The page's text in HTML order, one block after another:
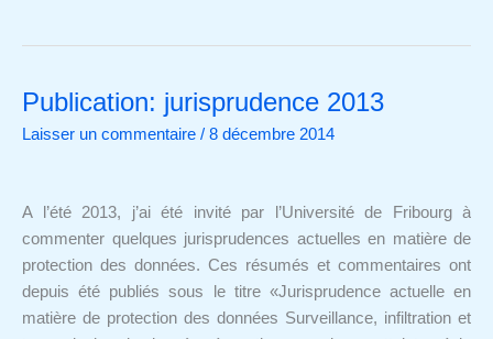
Publication: jurisprudence 2013
Laisser un commentaire / 8 décembre 2014
A l’été 2013, j’ai été invité par l’Université de Fribourg à
commenter quelques jurisprudences actuelles en matière de
protection des données. Ces résumés et commentaires ont
depuis été publiés sous le titre «Jurisprudence actuelle en
matière de protection des données Surveillance, infiltration et
Publication:
jurisprudence